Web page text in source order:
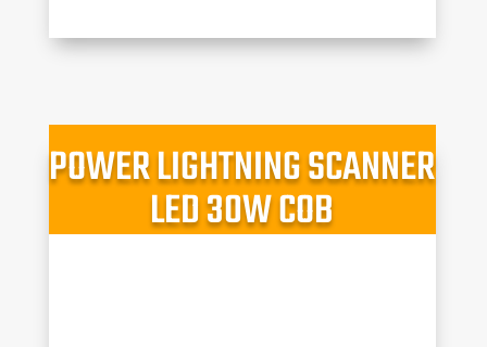
POWER LIGHTNING SCANNER
LED 30W COB